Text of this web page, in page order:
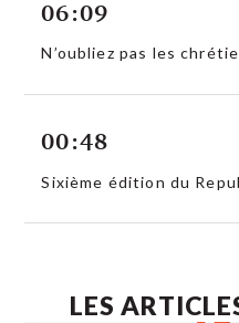
06:09
N’oubliez pas les
00:48
Sixième édition du
LES